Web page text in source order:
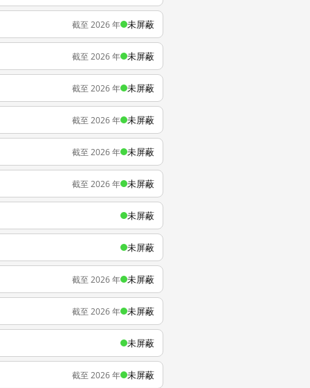
截至 2026 年 未屏蔽
截至 2026 年 未屏蔽
截至 2026 年 未屏蔽
截至 2026 年 未屏蔽
截至 2026 年 未屏蔽
截至 2026 年 未屏蔽
未屏蔽
未屏蔽
截至 2026 年 未屏蔽
截至 2026 年 未屏蔽
未屏蔽
截至 2026 年 未屏蔽